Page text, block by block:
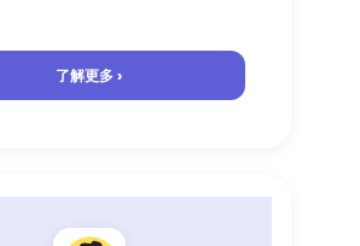
了解更多 ›